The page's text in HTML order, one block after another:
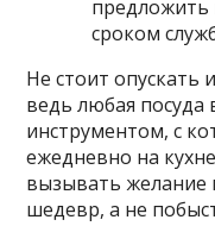
предложить
сроком
Не стоит опускать
ведь любая посуда
инструментом, с
ежедневно на
вызывать желание
шедевр, а не